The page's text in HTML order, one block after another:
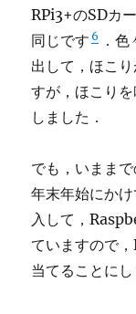
RPi3+のSDカ
同じです 6
．
出して，ほこ
すが，ほこり
しました．
でも，いまま
年末年始にか
入して，
ていますので
当てることにし